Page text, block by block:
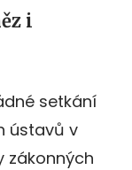
i
setkání
ústavů v
zákonných